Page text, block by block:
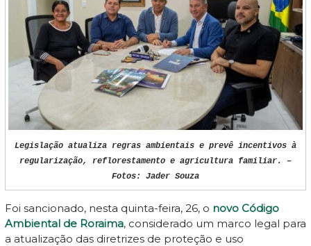
Legislação atualiza regras ambientais e prevê incentivos à
regularização, reflorestamento e agricultura familiar. –
Fotos: Jader Souza
Foi sancionado, nesta quinta-feira, 26, o novo Código
Ambiental de Roraima, considerado um marco legal para
a atualização das diretrizes de proteção e uso